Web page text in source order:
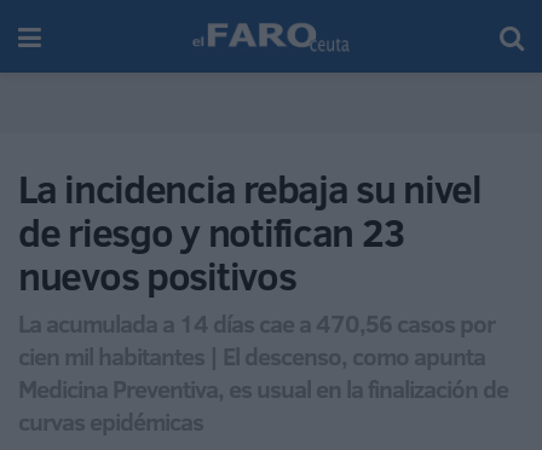
La incidencia rebaja su nivel
de riesgo y notifican 23
nuevos positivos
La acumulada a 14 días cae a 470,56 casos por
cien mil habitantes | El descenso, como apunta
Medicina Preventiva, es usual en la finalización de
curvas epidémicas